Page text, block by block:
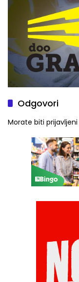
Odgovori
Morate biti prijavljeni